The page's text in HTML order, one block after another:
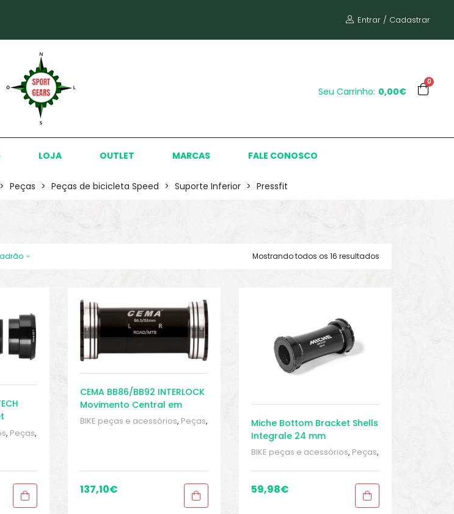
Entrar / Cadastrar
0
Seu Carrinho: 0,00€
LOJA OUTLET MARCAS FALE CONOSCO
> Peças > Peças de bicicleta Speed > Suporte Inferior > Pressfit
Mostrando todos os 16 resultados
, Peças,
CEMA BB86/BB92 INTERLOCK
Movimento Central em
Campa UT 25mm
BIKE peças e acessórios, Peças,
137,10€
Miche Bottom Bracket Shells
Integrale 24 mm
BIKE peças e acessórios, Peças,
Inferior
59,98€